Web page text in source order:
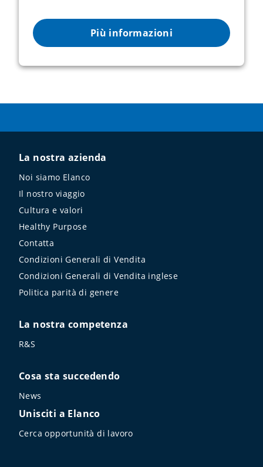
Più informazioni
La nostra azienda
Noi siamo Elanco
Il nostro viaggio
Cultura e valori
Healthy Purpose
Contatta
Condizioni Generali di Vendita
Condizioni Generali di Vendita inglese
Politica parità di genere
La nostra competenza
R&S
Cosa sta succedendo
News
Unisciti a Elanco
Cerca opportunità di lavoro